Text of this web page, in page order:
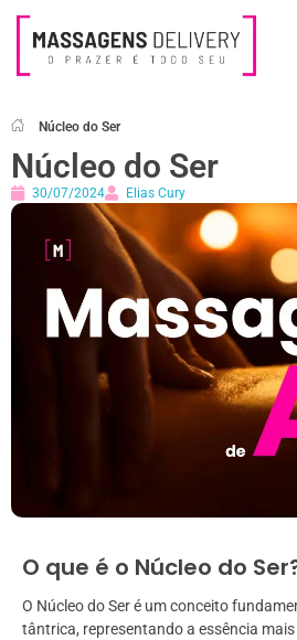
Núcleo do Ser
Núcleo do Ser
30/07/2024 Elias Cury
O que é o Núcleo do
O Núcleo do Ser é um conceito
tântrica, representando a essência